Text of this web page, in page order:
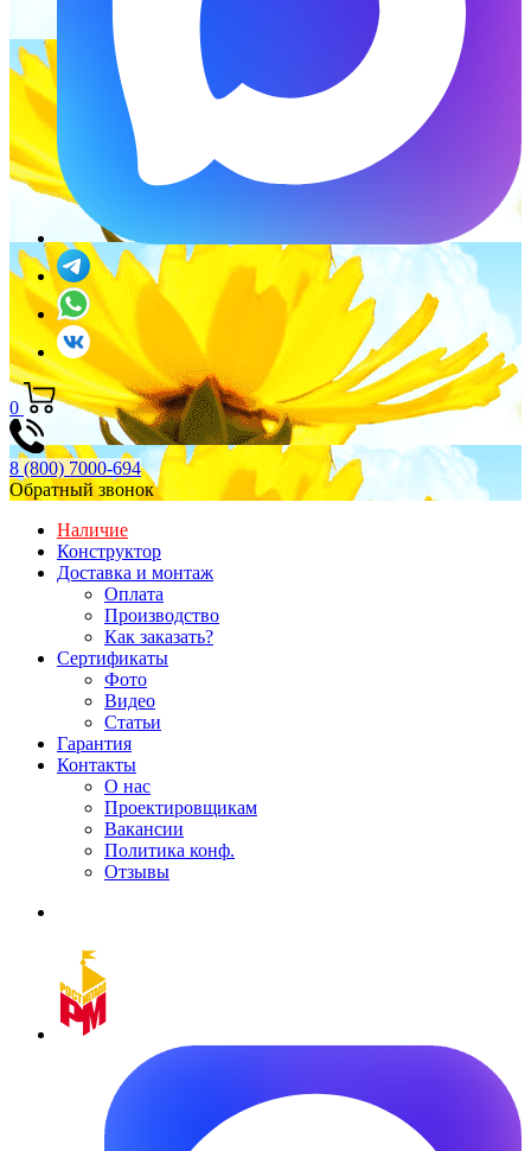
0
8 (800) 7000-694
Обратный звонок
Наличие
Конструктор
Доставка и монтаж
Оплата
Производство
Как заказать?
Сертификаты
Фото
Видео
Статьи
Гарантия
Контакты
О нас
Проектировщикам
Вакансии
Политика конф.
Отзывы